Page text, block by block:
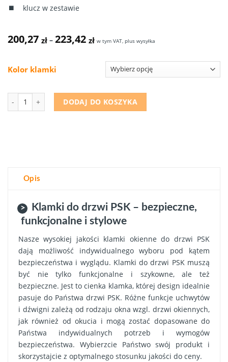
klucz w zestawie
200,27 zł – 223,42 zł w tym VAT, plus wysyłka
Kolor klamki
DODAJ DO KOSZYKA
Opis
Klamki do drzwi PSK – bezpieczne,
funkcjonalne i stylowe
Nasze wysokiej jakości klamki okienne do drzwi PSK
dają możliwość indywidualnego wyboru pod kątem
bezpieczeństwa i wyglądu. Klamki do drzwi PSK muszą
być nie tylko funkcjonalne i szykowne, ale też
bezpieczne. Jest to cienka klamka, której design idealnie
pasuje do Państwa drzwi PSK. Różne funkcje uchwytów
i dźwigni zależą od rodzaju okna wzgl. drzwi okiennych,
jak również od okucia i mogą zostać dopasowane do
Państwa indywidualnych potrzeb i wymogów
bezpieczeństwa. Wybierzcie Państwo swój produkt i
skorzystajcie z optymalnego stosunku jakości do ceny.